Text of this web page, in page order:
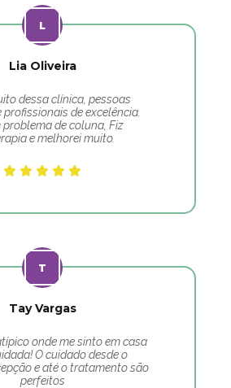
Lia Oliveira
dessa clínica, pessoas
profissionais de excelência.
problema de coluna, Fiz
e melhorei muito.
Tay Vargas
onde me sinto em casa
O cuidado desde o
e até o tratamento são
perfeitos